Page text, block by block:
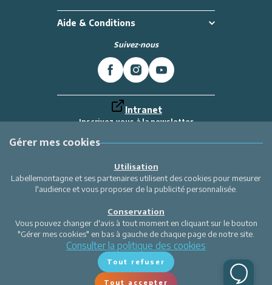
Aide & Conditions
Suivez-nous
Intranet
Inscrivez-vous à la newsletter
Labellemontagne
Gérer mes cookies
Utilisation
Labellemontagne et ses partenaires utilisent des cookies pour mesurer
l'audience et vous proposer de la publicité personnalisée.
Conservation
Vous pouvez changer d'avis à tout moment en cliquant sur le bouton
"Gérer mes cookies" en bas à gauche de chaque page de notre site.
Consulter la politique des cookies
Tout refuser
Tout accepter